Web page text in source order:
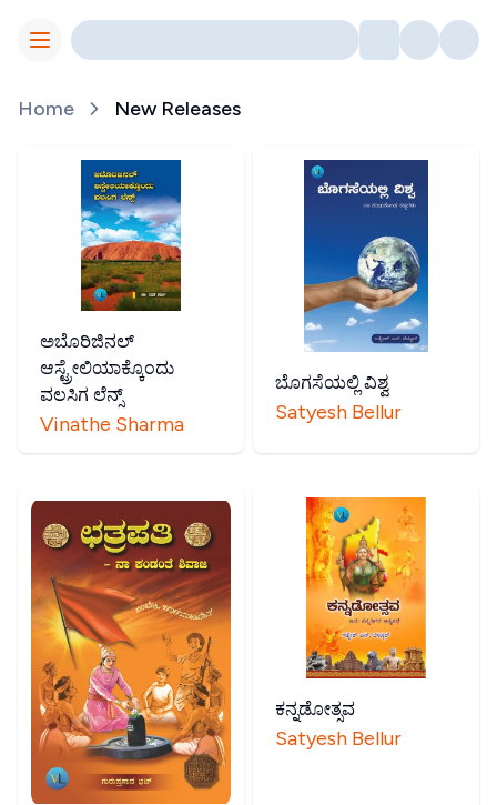
Toggle Menu
Home New Releases
ಅಬೊರಿಜಿನಲ್
ಆಸ್ಟ್ರೇಲಿಯಾಕ್ಕೊಂದು
ವಲಸಿಗ ಲೆನ್ಸ್
Vinathe Sharma
ಬೊಗಸೆಯಲ್ಲಿ ವಿಶ್ವ
Satyesh Bellur
ಕನ್ನಡೋತ್ಸವ
Satyesh Bellur